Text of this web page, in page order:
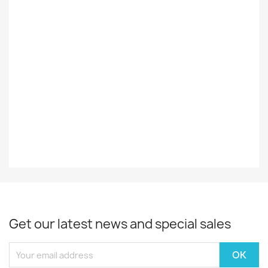
Get our latest news and special sales